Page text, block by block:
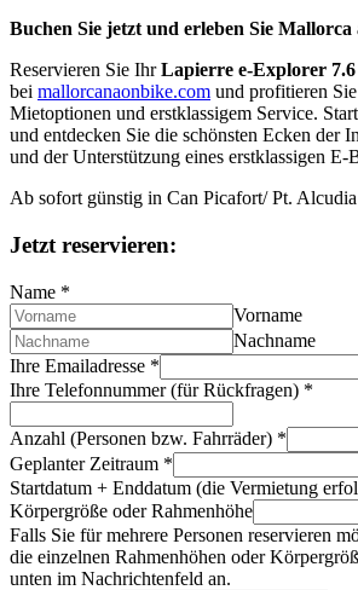
Buchen Sie jetzt und erleben Sie
Reservieren Sie IhrLapierre e-Explorer
bei mallorcanaonbike.com und profitieren
Mietoptionen und erstklassigem Service.
und entdecken Sie die schönsten Ecken der
und der Unterstützung eines erstklassigen E-
Ab sofort günstig in Can Picafort/ Pt.
Jetzt reservieren:
Name *
Vorname
Nachname
Ihre Emailadresse *
Ihre Telefonnummer (für Rückfragen) *
Anzahl (Personen bzw. Fahrräder) *
Geplanter Zeitraum *
Startdatum + Enddatum (die Vermietung
Körpergröße oder Rahmenhöhe
Falls Sie für mehrere Personen reservieren
die einzelnen Rahmenhöhen oder
unten im Nachrichtenfeld an.